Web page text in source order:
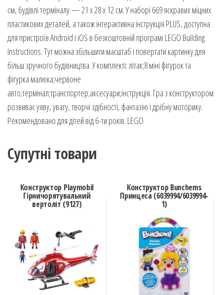
см, будівлі терміналу — 21 х 28 х 12 см. У наборі 669 яскравих міцних
пластикових деталей, а також інтерактивна інструкція PLUS, доступна
для пристроїв Android і iOS в безкоштовній програмі LEGO Building
Instructions. Тут можна збільшити масштаб і повертати картинку для
більш зручного будівництва. У комплекті: літак;8 міні фігурок та
фігурка малюка;червоне
авто;термінал;транспортер;аксесуари;інструкція. Гра з конструктором
розвиває уяву, увагу, творчі здібності, фантазію і дрібну моторику.
Рекомендовано для дітей від 6-ти років. LEGO
Супутні товари
Конструктор Playmobil
Гірничорятувальний
вертоліт (9127)
Конструктор Bunchems
Принцеса (6039994/6039994-
1)